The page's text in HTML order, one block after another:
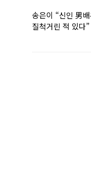
송은이 “신인 男
질척거린 적 있다